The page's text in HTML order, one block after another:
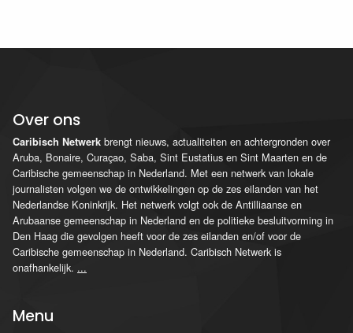
Over ons
Caribisch Netwerk brengt nieuws, actualiteiten en achtergronden over
Aruba, Bonaire, Curaçao, Saba, Sint Eustatius en Sint Maarten en de
Caribische gemeenschap in Nederland. Met een netwerk van lokale
journalisten volgen we de ontwikkelingen op de zes eilanden van het
Nederlandse Koninkrijk. Het netwerk volgt ook de Antilliaanse en
Arubaanse gemeenschap in Nederland en de politieke besluitvorming in
Den Haag die gevolgen heeft voor de zes eilanden en/of voor de
Caribische gemeenschap in Nederland. Caribisch Netwerk is
onafhankelijk. ...
Menu